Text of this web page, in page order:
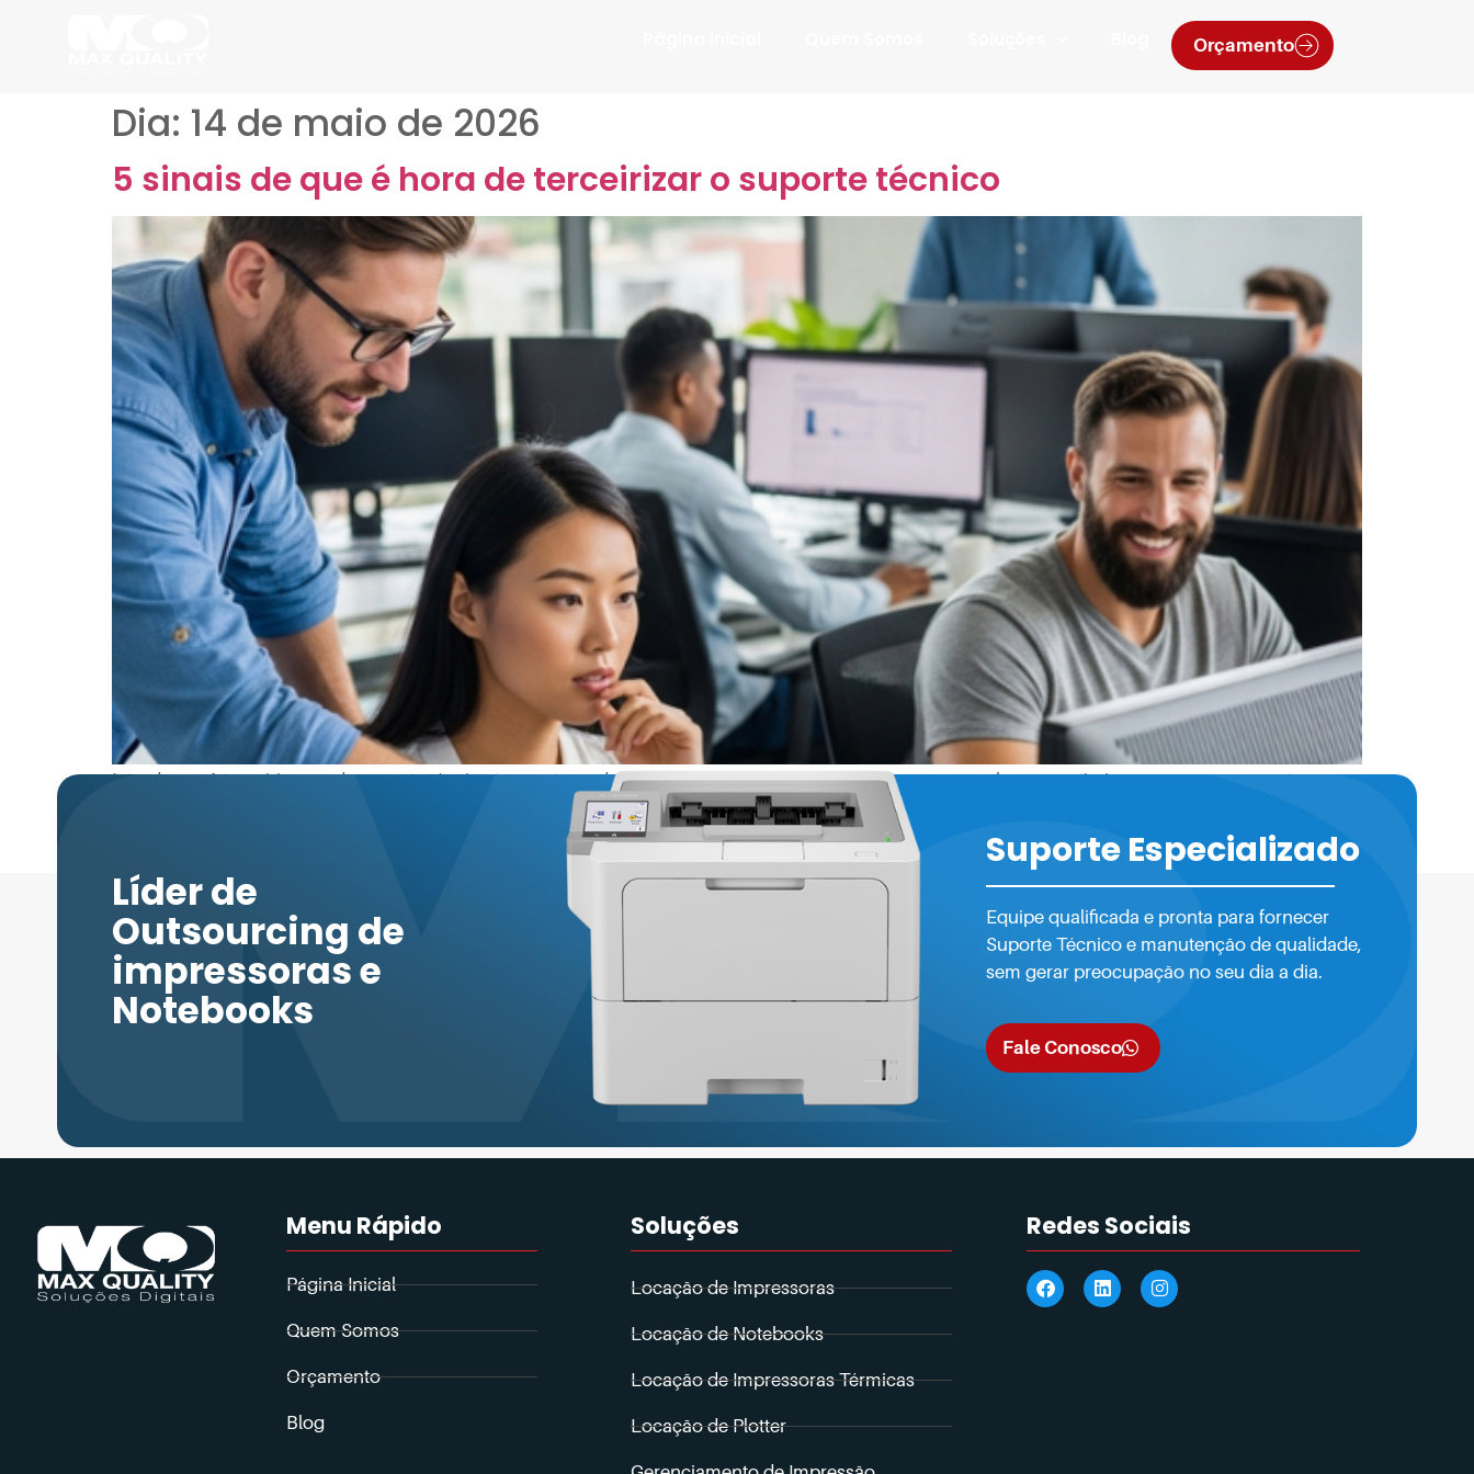
Orçamento
Dia: 14 de maio de 2026
5 sinais de que é hora de terceirizar o suporte técnico
Introdução A terceirização do suporte técnico tem se tornado uma estratégia essencial para empresas que buscam otimizar recursos e aumentar a
produtividade. Gerenciar internamente a infraestrutura de TI pode ser um desafio constante, principalmente quando os equipamentos estão
desatualizados e o suporte técnico não acompanha a agilidade necessária para manter as operações funcionando sem interrupções. Esses desafios
Líder de
Outsourcing de
impressoras e
Notebooks
Suporte Especializado
Equipe qualificada e pronta para fornecer
Suporte Técnico e manutenção de qualidade,
sem gerar preocupação no seu dia a dia.
Fale Conosco
Menu Rápido
Página Inicial
Quem Somos
Orçamento
Blog
Soluções
Locação de Impressoras
Locação de Notebooks
Locação de Impressoras Térmicas
Locação de Plotter
Redes Sociais